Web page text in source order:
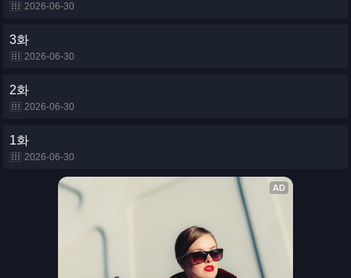
2026-06-30
3화
2026-06-30
2화
2026-06-30
1화
2026-06-30